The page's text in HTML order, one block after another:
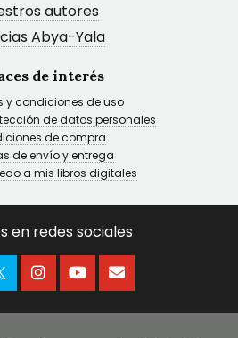
autores
Abya-Yala
de interés
y condiciones de uso
de datos personales
de compra
de envío y entrega
a mis libros digitales
en redes sociales